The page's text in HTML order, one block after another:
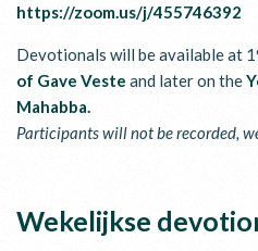
https://zoom.us/j/455746392
Devotionals will be available at
of Gave Veste and later on the
Mahabba.
Participants will not be recorded,
Wekelijkse